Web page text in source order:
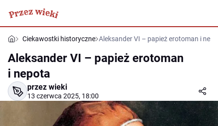
Ciekawostki historyczne Aleksander VI – papież erotoman i
Aleksander VI – papież erotoman
i nepota
przez wieki
13 czerwca 2025, 18:00